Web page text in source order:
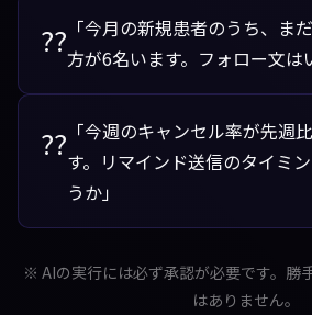
?? 「今月の新規患者のうち、ま
方が6名います。フォロー文は
?? 「今週のキャンセル率が先週
す。リマインド送信のタイミ
うか」
※ AIの実行には必ず承認が必要です。勝
はありません。